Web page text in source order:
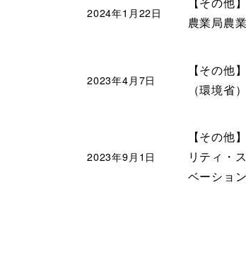
農業局農
2024年1月22日
【その他
（環境省）
2023年4月7日
【その他
リティ・
ベーショ
2023年9月1日